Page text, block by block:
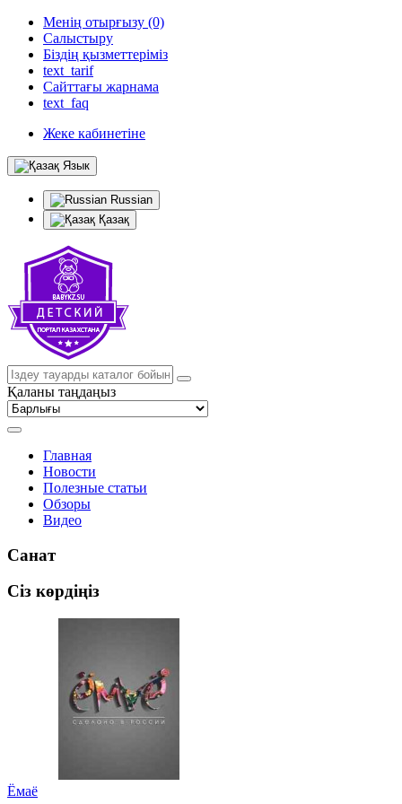
Менің отырғызу (0)
Салыстыру
Біздің қызметтеріміз
text_tarif
Сайттағы жарнама
text_faq
Жеке кабинетіне
Язык
Russian
Қазақ
Қаланы таңдаңыз
Главная
Новости
Полезные статьи
Обзоры
Видео
Санат
Сіз көрдіңіз
Ёмаё